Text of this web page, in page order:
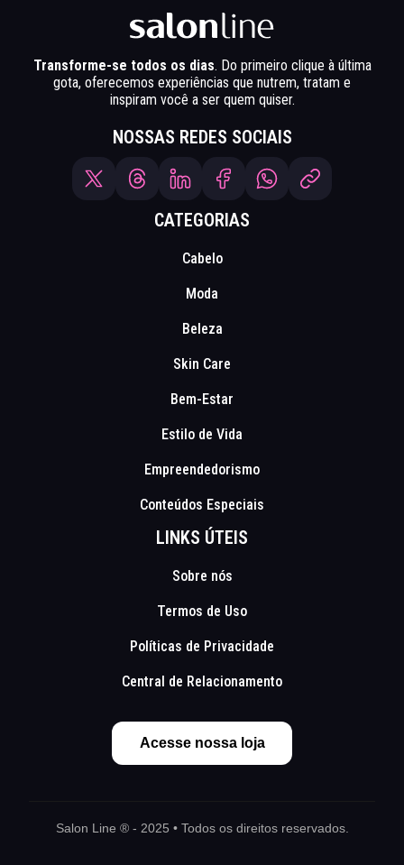
Transforme-se todos os dias. Do primeiro clique à última
gota, oferecemos experiências que nutrem, tratam e
inspiram você a ser quem quiser.
NOSSAS REDES SOCIAIS
CATEGORIAS
Cabelo
Moda
Beleza
Skin Care
Bem-Estar
Estilo de Vida
Empreendedorismo
Conteúdos Especiais
LINKS ÚTEIS
Sobre nós
Termos de Uso
Políticas de Privacidade
Central de Relacionamento
Acesse nossa loja
Salon Line ® - 2025 • Todos os direitos reservados.